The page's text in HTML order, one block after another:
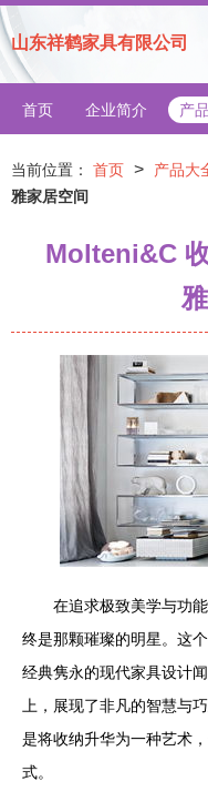
山东祥鹤家具有限公司
首页 企业简介 产
当前位置： 首页 > 产品大
雅家居空间
Molteni&C
在追求极致美学与功
终是那颗璀璨的明星。这
经典隽永的现代家具设计
上，展现了非凡的智慧与
是将收纳升华为一种艺术
式。